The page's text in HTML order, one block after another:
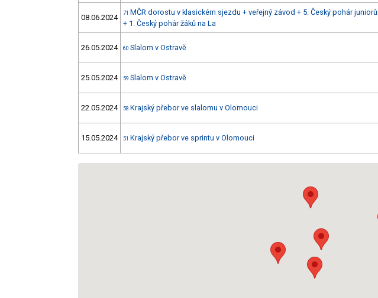
08.06.2024 71 MČR dorostu v klasickém sjezdu + veřejný závod + 5. Český pohár juniorů
+ 1. Český pohár žáků na La
26.05.2024 60 Slalom v Ostravě
25.05.2024 59 Slalom v Ostravě
22.05.2024 58 Krajský přebor ve slalomu v Olomouci
15.05.2024 51 Krajský přebor ve sprintu v Olomouci